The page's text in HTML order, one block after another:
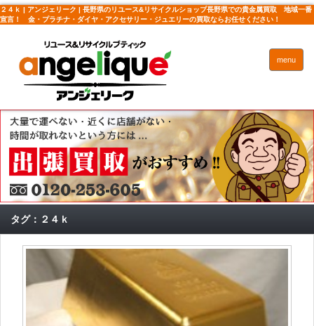
２４ｋ | アンジェリーク | 長野県のリユース&リサイクルショップ長野県での貴金属買取 地域一番
宣言！ 金・プラチナ・ダイヤ・アクセサリー・ジュエリーの買取ならお任せください！
menu
タグ：２４ｋ